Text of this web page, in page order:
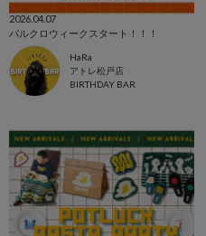
2026.04.07
パルクロウィークスタート！！！
HaRa
アトレ松戸店
BIRTHDAY BAR